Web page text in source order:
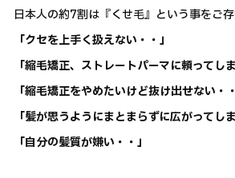
日本人の約7割は『くせ毛』という事をご
「クセを上手く扱えない・・」
「縮毛矯正、ストレートパーマに頼ってし
「縮毛矯正をやめたいけど抜け出せない・・
「髪が思うようにまとまらずに広がってし
「自分の髪質が嫌い・・」